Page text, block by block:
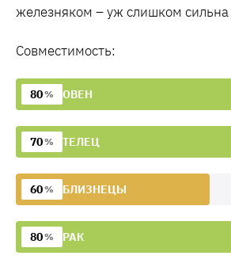
железняком – уж слишком сильна
Совместимость:
80% ОВЕН
70% ТЕЛЕЦ
60% БЛИЗНЕЦЫ
80% РАК